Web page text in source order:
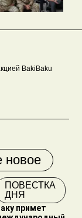
BakiBaku
новое
ПОВЕСТКА
ДНЯ
примет